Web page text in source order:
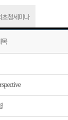
초청세미나
목